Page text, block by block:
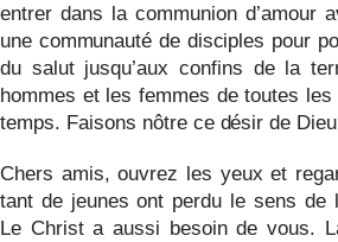
entrer dans la communion d’amour
une communauté de disciples pour
du salut jusqu’aux confins de la
hommes et les femmes de toutes
temps. Faisons nôtre ce désir de
Chers amis, ouvrez les yeux et
tant de jeunes ont perdu le sens de
Le Christ a aussi besoin de vous.